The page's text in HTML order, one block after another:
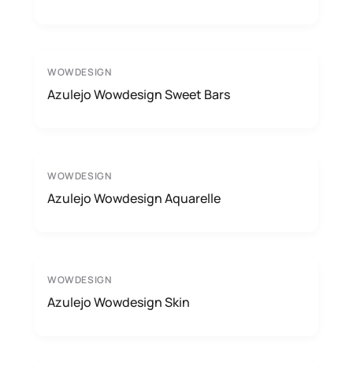
WOWDESIGN
Azulejo Wowdesign Sweet Bars
WOWDESIGN
Azulejo Wowdesign Aquarelle
WOWDESIGN
Azulejo Wowdesign Skin